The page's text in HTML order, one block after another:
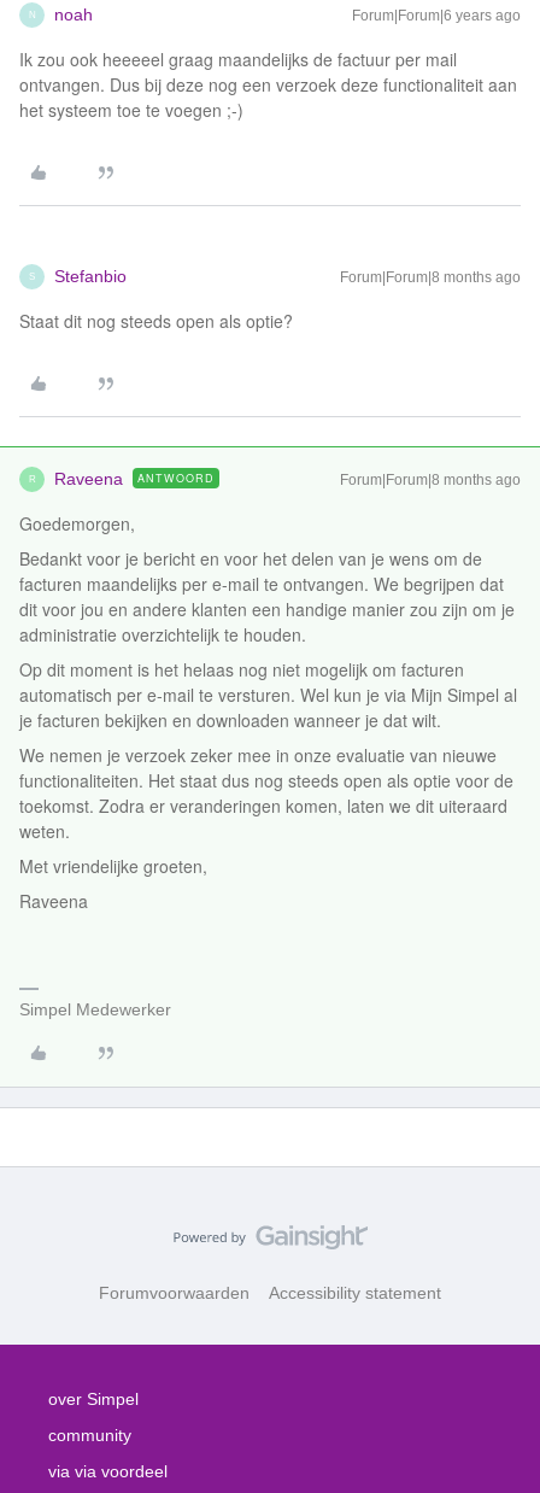
N noah Forum|Forum|6 years ago
Ik zou ook heeeeel graag maandelijks de factuur per mail
ontvangen. Dus bij deze nog een verzoek deze functionaliteit aan
het systeem toe te voegen ;-)
S Stefanbio Forum|Forum|8 months ago
Staat dit nog steeds open als optie?
R Raveena ANTWOORD Forum|Forum|8 months ago
Goedemorgen,
Bedankt voor je bericht en voor het delen van je wens om de
facturen maandelijks per e-mail te ontvangen. We begrijpen dat
dit voor jou en andere klanten een handige manier zou zijn om je
administratie overzichtelijk te houden.
Op dit moment is het helaas nog niet mogelijk om facturen
automatisch per e-mail te versturen. Wel kun je via Mijn Simpel al
je facturen bekijken en downloaden wanneer je dat wilt.
We nemen je verzoek zeker mee in onze evaluatie van nieuwe
functionaliteiten. Het staat dus nog steeds open als optie voor de
toekomst. Zodra er veranderingen komen, laten we dit uiteraard
weten.
Met vriendelijke groeten,
Raveena
Simpel Medewerker
Forumvoorwaarden Accessibility statement
over Simpel
community
via via voordeel